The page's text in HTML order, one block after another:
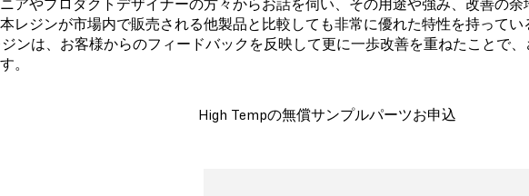
レジンが市場内で販売される他製品と比較しても非常に優れた特性を持ってい
ンは、お客様からのフィードバックを反映して更に一歩改善を重ねたことで
。
High Tempの無償サンプルパーツお申込